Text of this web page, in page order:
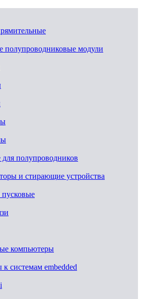
полупроводниковые модули
полупроводников
и стирающие устройства
компьютеры
к системам embedded